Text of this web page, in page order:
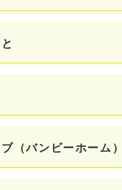
（バンビーホーム）